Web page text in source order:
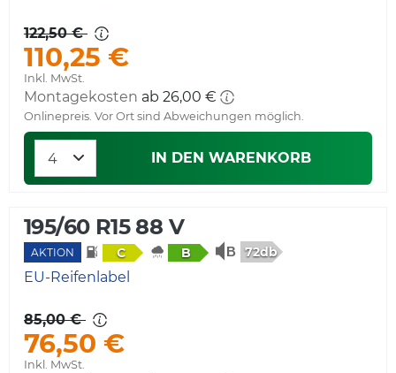
122,50 €
110,25 €
Inkl. MwSt.
Montagekosten ab 26,00 €
Onlinepreis. Vor Ort sind Abweichungen möglich.
IN DEN WARENKORB
195/60 R15 88 V
AKTION C B 72db
EU-Reifenlabel
85,00 €
76,50 €
Inkl. MwSt.